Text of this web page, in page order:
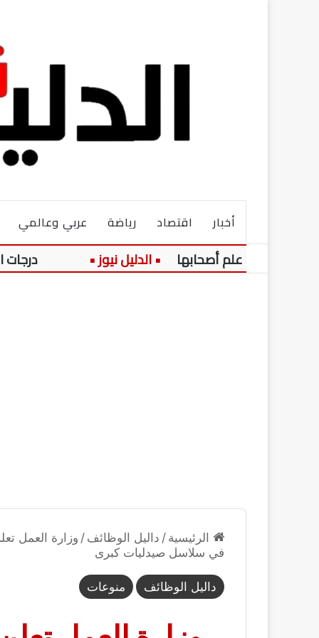
أخبار اقتصاد رياضة عربي وعالمي
علم أصحابها درجات الحرارة اليوم السبت 8
الرئيسية / داليل الوظائف /
في سلاسل صيدليات كبرى
داليل الوظائف منوعات